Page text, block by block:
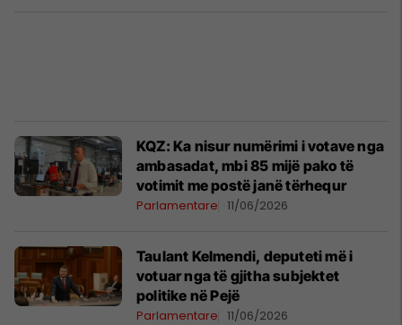
KQZ: Ka nisur numërimi i votave nga
ambasadat, mbi 85 mijë pako të
votimit me postë janë tërhequr
Parlamentare 11/06/2026
Taulant Kelmendi, deputeti më i
votuar nga të gjitha subjektet
politike në Pejë
Parlamentare 11/06/2026